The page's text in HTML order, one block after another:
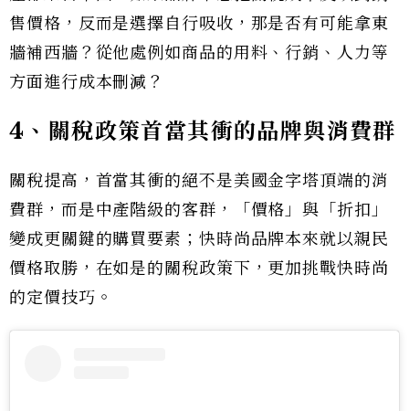
售價格，反而是選擇自行吸收，那是否有可能拿東
牆補西牆？從他處例如商品的用料、行銷、人力等
方面進行成本刪減？
4、關稅政策首當其衝的品牌與消費群
關稅提高，首當其衝的絕不是美國金字塔頂端的消
費群，而是中產階級的客群，「價格」與「折扣」
變成更關鍵的購買要素；快時尚品牌本來就以親民
價格取勝，在如是的關稅政策下，更加挑戰快時尚
的定價技巧。